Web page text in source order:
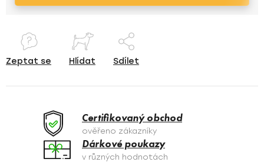
Zeptat se Hlídat Sdílet
Certifikovaný obchod
ověřeno zákazníky
Dárkové poukazy
v různých hodnotách